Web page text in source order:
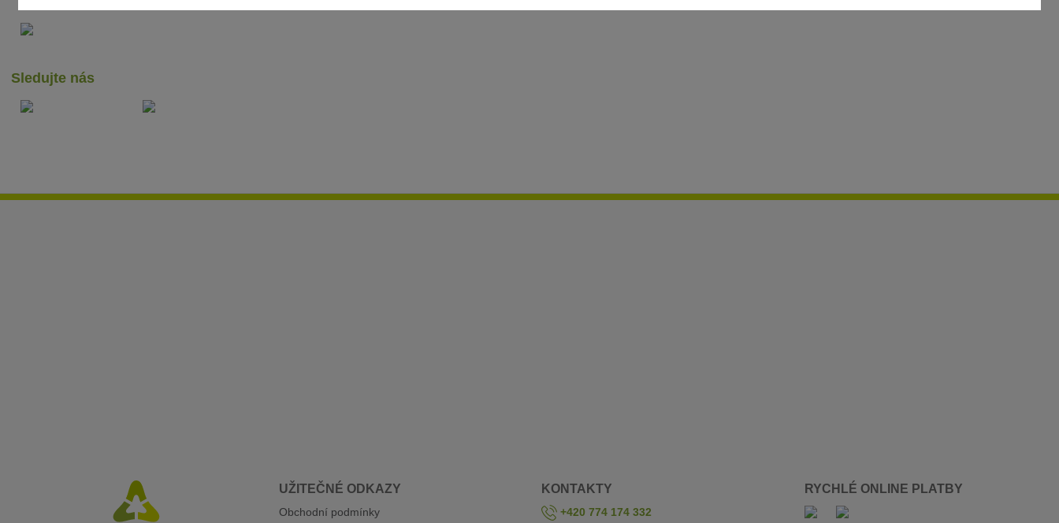
Sledujte nás
UŽITEČNÉ ODKAZY
Obchodní podmínky
KONTAKTY
+420 774 174 332
RYCHLÉ ONLINE PLATBY